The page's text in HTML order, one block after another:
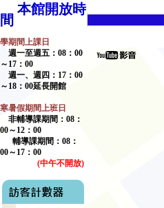
本館開放時
間
學期間上課日
週一至週五： 08 ： 00
～ 17 ： 00
週一、週四： 17 ： 00
～ 18 ： 00延長開館
寒暑假期間上班日
非輔導課期間： 08 ：
00～ 12 ： 00
輔導課期間： 08 ：
00～17：00
(中午不開放)